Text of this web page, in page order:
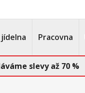
Pracovna
slevy až 70 %